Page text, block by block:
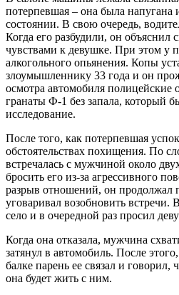
потерпевшая – она была напугана
состоянии. В свою очередь,
Когда его разбудили, он объяснил
чувствами к девушке. При этом у
алкогольного опьянения. Копы
злоумышленнику 33 года и он
осмотра автомобиля полицейские
гранаты Ф-1 без запала, который
исследование.
После того, как потерпевшая
обстоятельствах похищения. По
встречалась с мужчиной около
бросить его из-за агрессивного
разрыв отношений, он продолжал
уговаривал возобновить встречи.
село и в очередной раз просил
Когда она отказала, мужчина
затянул в автомобиль. После
балке парень ее связал и говорил,
она будет жить с ним.